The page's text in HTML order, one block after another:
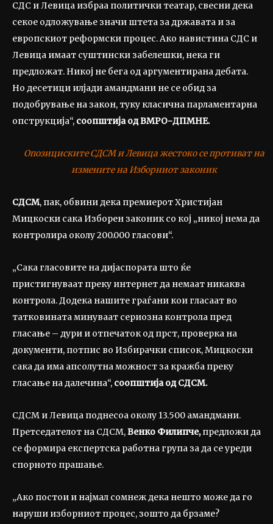
СДС и Левица избраа политички театар, свесни дека
секое одложување значи штета за државата и за
европскиот реформски процес. Ако навистина СДС и
Левица имаат суштински забелешки, нека ги
предложат. Никој не бега од аргументирана дебата.
Но десетици илјади амандмани не се обид за
подобрување на закон, туку класична парламентарна
опструкција“, соопштија од ВМРО-ДПМНЕ.
Опозициските СДСМ и Левица жестоко се противат на
измените на Изборниот законик
СДСМ, пак, обвини дека премиерот Христијан
Мицкоски сака Изборен законик со кој „никој нема да
контролира околу 200.000 гласови“.
„Сака гласовите на дијаспората што ќе
пристигнуваат преку интернет да немаат никаква
контрола. Додека нашите граѓани кои гласаат во
татковината минуваат сериозна контрола пред
гласање – дури и отпечаток од прст, проверка на
документи, потпис во Избирачки список, Мицкоски
сака да има апсолутна можност за кражба преку
гласање на далечина“, соопштија од СДСМ.
СДСМ и Левица поднесоа околу 13.500 амандмани.
Претседателот на СДСМ,Венко Филипче,предложи да
се формира експертска работна група за да се уреди
спорното прашање.
„Ако постои и најмал сомнеж дека нешто може да го
наруши изборниот процес, зошто да брзаме?